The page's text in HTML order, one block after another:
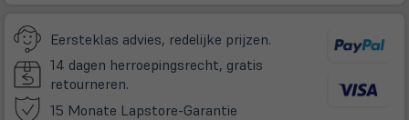
Eersteklas advies, redelijke prijzen.
14 dagen herroepingsrecht, gratis
retourneren.
15 Monate Lapstore-Garantie